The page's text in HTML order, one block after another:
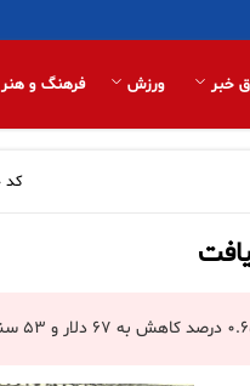
خبر ورزش فرهنگ و هنر
کد